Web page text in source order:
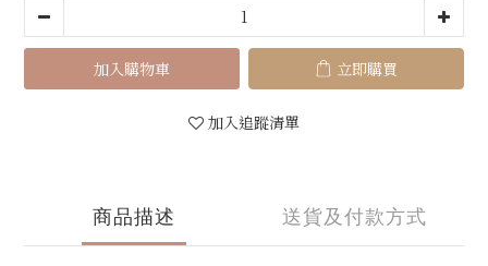
加入購物車 立即購買
加入追蹤清單
商品描述 送貨及付款方式